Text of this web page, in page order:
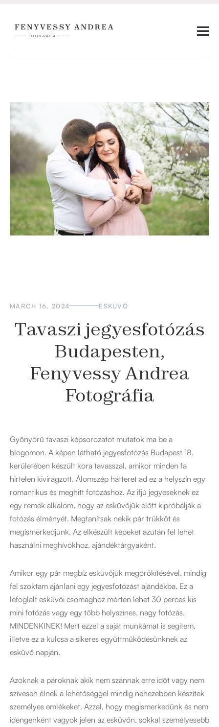
MARCH 16, 2024 ESKÜVŐ
Tavaszi jegyesfotózás
Budapesten,
Fenyvessy Andrea
Fotográfia
Gyönyörű tavaszi képsorozatot mutatok ma be a
blogomon. A képen látható jegyesfotózás Budapest 18.
kerületében készült kora tavasszal, amikor minden fa
hirtelen kivirágzott. Álomszép hátteret ad ez a helyszín egy
romantikus és meghitt fotózáshoz. Az ifjú jegyeseknek ez
egy remek alkalom, hogy az esküvőjük előtt kipróbálják a
fotózás élményét. Megtanítsak nekik pár trükköt és
megismerkedjünk. Az elkészült képeket azután fel lehet
használni meghívókhoz, ajándéktárgyaként.
Amikor egy pár megbíz esküvőjük megörökítésével, mindig
fel szoktam ajánlani egy jegyesfotózást ajándékba. Ez a
lefoglalt esküvői csomaghoz mérten lehet 30 perces kis
mini fotózás vagy egy több helyszínes, nagy fotózás.
MINDENKINEK! Mert ezzel a saját munkámat is segítem,
illetve ez a kulcsa a sikeres együttműködésünknek az
esküvő napján.
Azoknak a pároknak akik nem szánnak erre időt vagy nem
szívesen élnek a lehetőséggel mindig nehezebben készítek
személyes emlékeket. Azzal, hogy megismerkedünk és nem
idengenként vagyok jelen az esküvőn, sokkal személyesebb